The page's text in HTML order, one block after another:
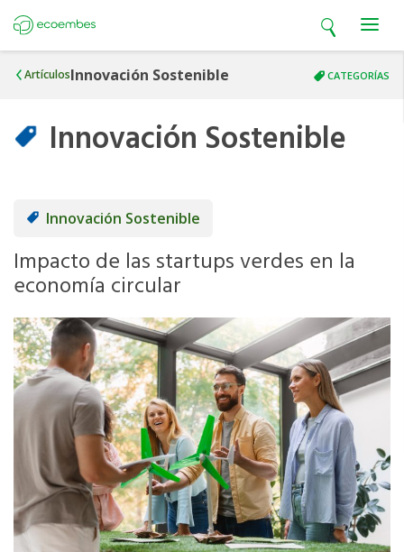
Open search
Open
ArtículosInnovación Sostenible CATEGORÍAS
Innovación Sostenible
Innovación Sostenible
Impacto de las startups verdes en la
economía circular